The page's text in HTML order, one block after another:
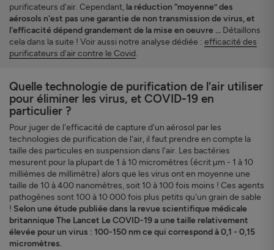
purificateurs d'air. Cependant, la réduction “moyenne” des
aérosols n'est pas une garantie de non transmission de virus, et
l'efficacité dépend grandement de la mise en oeuvre ... Détaillons
cela dans la suite ! Voir aussi notre analyse dédiée : efficacité des
purificateurs d'air contre le Covid.
Quelle technologie de purification de l'air utiliser
pour éliminer les virus, et COVID-19 en
particulier ?
Pour juger de l'efficacité de capture d'un aérosol par les
technologies de purification de l'air, il faut prendre en compte la
taille des particules en suspension dans l'air. Les bactéries
mesurent pour la plupart de 1 à 10 micromètres (écrit µm - 1 à 10
millièmes de millimètre) alors que les virus ont en moyenne une
taille de 10 à 400 nanomètres, soit 10 à 100 fois moins ! Ces agents
pathogènes sont 100 à 10 000 fois plus petits qu'un grain de sable
! Selon une étude publiée dans la revue scientifique médicale
britannique The Lancet Le COVID-19 a une taille relativement
élevée pour un virus : 100-150 nm ce qui correspond à 0,1 - 0,15
micromètres.